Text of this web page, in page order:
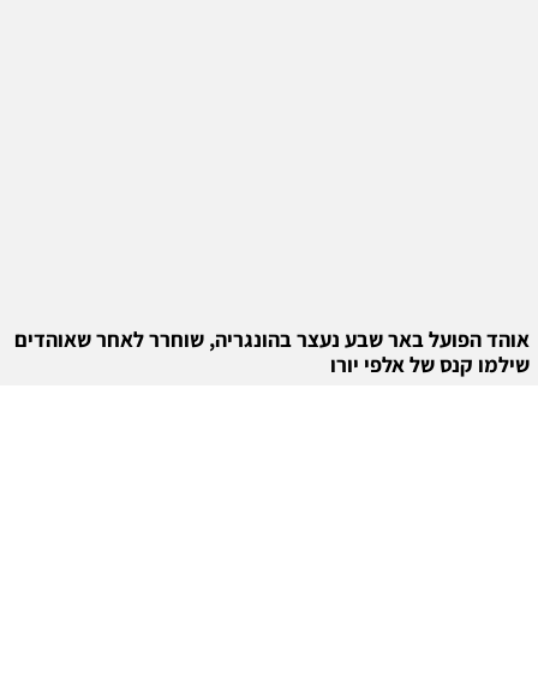
אוהד הפועל באר שבע נעצר בהונגריה, שוחרר לאחר שאוהדים
שילמו קנס של אלפי יורו